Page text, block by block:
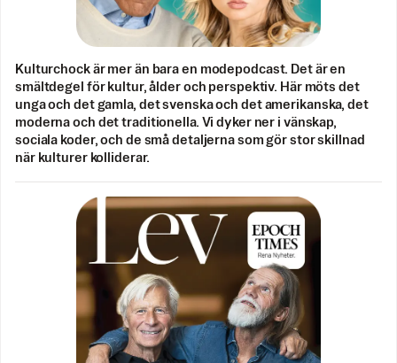
Kulturchock är mer än bara en modepodcast. Det är en
smältdegel för kultur, ålder och perspektiv. Här möts det
unga och det gamla, det svenska och det amerikanska, det
moderna och det traditionella. Vi dyker ner i vänskap,
sociala koder, och de små detaljerna som gör stor skillnad
när kulturer kolliderar.